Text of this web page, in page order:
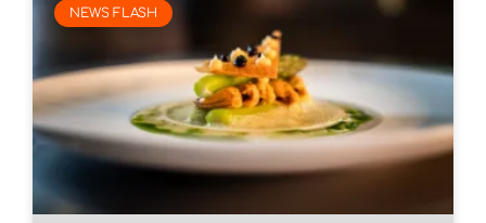
NEWS FLASH